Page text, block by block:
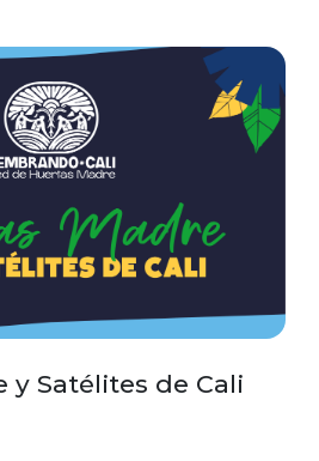
y Satélites de Cali